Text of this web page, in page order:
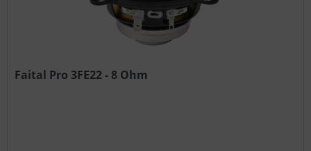
Faital Pro 3FE22 - 8 Ohm